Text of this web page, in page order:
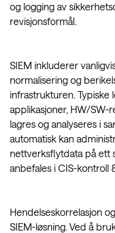
og logging av
revisjonsformål.
SIEM inkluderer
normalisering og
infrastrukturen.
applikasjoner, HW/SW-
lagres og analyseres i
automatisk kan
nettverksflytdata på ett
anbefales i CIS-kontroll
Hendelseskorrelasjon
SIEM-løsning. Ved å